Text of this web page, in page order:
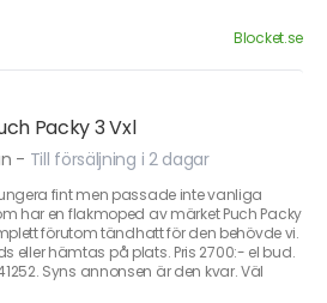
Blocket.se
Packy 3 Vxl
- Till försäljning i 2 dagar
fint men passade inte vanliga
har en flakmoped av märket Puch Packy
förutom tändhatt för den behövde vi.
eller hämtas på plats. Pris 2700:- el bud.
Syns annonsen är den kvar. Väl